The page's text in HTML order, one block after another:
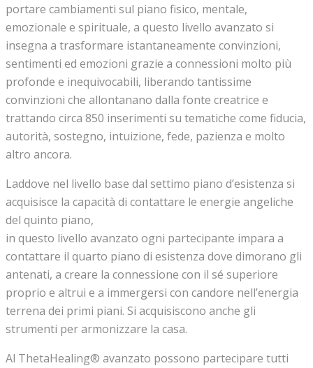
portare cambiamenti sul piano fisico, mentale,
emozionale e spirituale, a questo livello avanzato si
insegna a trasformare istantaneamente convinzioni,
sentimenti ed emozioni grazie a connessioni molto più
profonde e inequivocabili, liberando tantissime
convinzioni che allontanano dalla fonte creatrice e
trattando circa 850 inserimenti su tematiche come fiducia,
autorità, sostegno, intuizione, fede, pazienza e molto
altro ancora.
Laddove nel livello base dal settimo piano d’esistenza si
acquisisce la capacità di contattare le energie angeliche
del quinto piano,
in questo livello avanzato ogni partecipante impara a
contattare il quarto piano di esistenza dove dimorano gli
antenati, a creare la connessione con il sé superiore
proprio e altrui e a immergersi con candore nell’energia
terrena dei primi piani. Si acquisiscono anche gli
strumenti per armonizzare la casa.
Al ThetaHealing® avanzato possono partecipare tutti